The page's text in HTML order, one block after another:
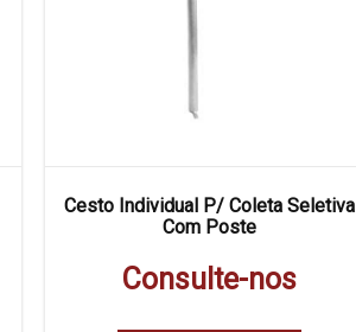
Cesto Individual P/ Coleta Seletiva
Com Poste
Consulte-nos